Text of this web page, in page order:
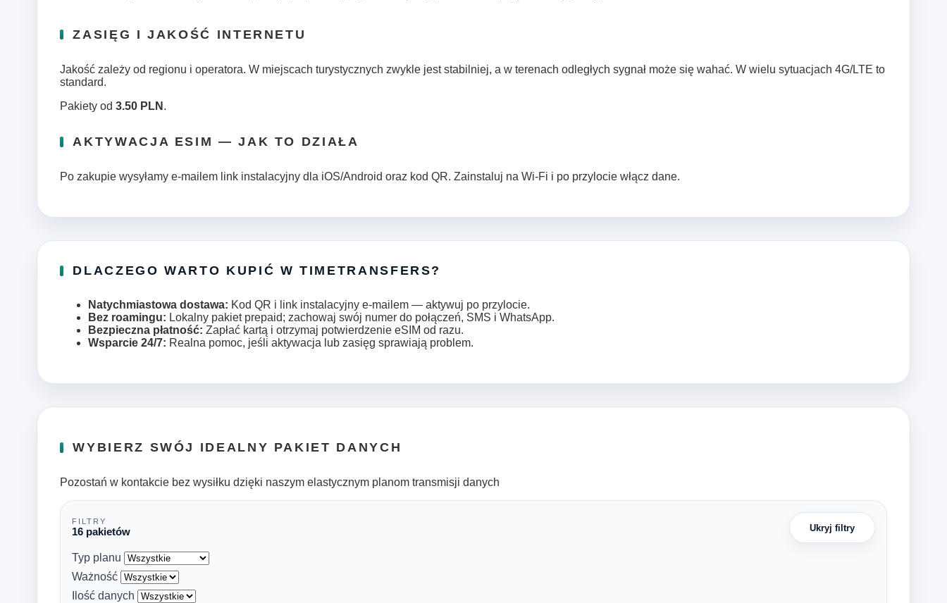
ZASIĘG I JAKOŚĆ INTERNETU
Jakość zależy od regionu i operatora. W miejscach turystycznych zwykle jest stabilniej, a w terenach odległych sygnał może się wahać. W wielu sytuacjach 4G/LTE to
standard.
Pakiety od 3.50 PLN .
AKTYWACJA ESIM — JAK TO DZIAŁA
Po zakupie wysyłamy e‑mailem link instalacyjny dla iOS/Android oraz kod QR. Zainstaluj na Wi‑Fi i po przylocie włącz dane.
DLACZEGO WARTO KUPIĆ W TIMETRANSFERS?
Natychmiastowa dostawa: Kod QR i link instalacyjny e-mailem — aktywuj po przylocie.
Bez roamingu: Lokalny pakiet prepaid; zachowaj swój numer do połączeń, SMS i WhatsApp.
Bezpieczna płatność: Zapłać kartą i otrzymaj potwierdzenie eSIM od razu.
Wsparcie 24/7: Realna pomoc, jeśli aktywacja lub zasięg sprawiają problem.
WYBIERZ SWÓJ IDEALNY PAKIET DANYCH
Pozostań w kontakcie bez wysiłku dzięki naszym elastycznym planom transmisji danych
FILTRY
16 pakietów Ukryj filtry
Typ planu
Ważność
Ilość danych